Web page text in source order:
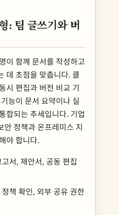
: 팀 글쓰기와 버
이 함께 문서를 작성하고
데 초점을 맞춥니다. 클
시 편집과 버전 비교 기
능이 문서 요약이나 실
합되는 추세입니다. 기업
안 정책과 온프레미스 지
야 합니다.
고서, 제안서, 공동 편집
정책 확인, 외부 공유 권한